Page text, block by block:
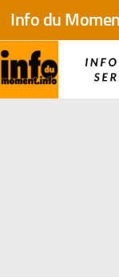
Skip to content
Info du